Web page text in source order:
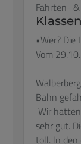
Fahrten-
•Wer?
Vom
Bahn
Wir
sehr gut.
toll. ln den